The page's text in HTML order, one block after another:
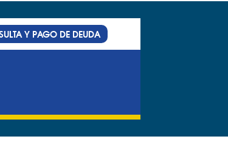
Y PAGO DE DEUDA